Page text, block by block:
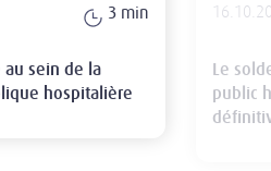
3 min
au sein de la
hospitalière
Le
public